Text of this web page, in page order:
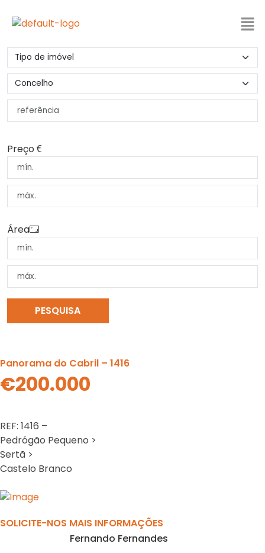
Preço
Área
PESQUISA
Panorama do Cabril – 1416
€200.000
REF: 1416 –
Pedrógão Pequeno >
Sertã >
Castelo Branco
Previous
SOLICITE-NOS MAIS INFORMAÇÕES
Fernando Fernandes